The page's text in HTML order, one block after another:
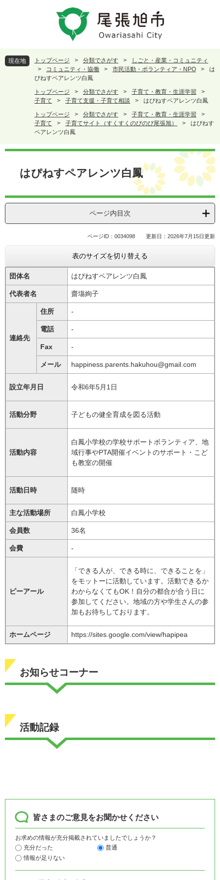
頭
で
飛
ば
現在地 トップページ > 分類でさがす >
しごと・産業・コミュニティ
>
コミュニティ・協働 > 市民活動・ボランティア・NPO >
は
ぴねすペアレンツ白鳳
トップページ
> 分類でさがす > 子育て・教育・生涯学習
>
子育て
> 子育て支援・子育て相談 >
はぴねすペアレンツ白鳳
トップページ
> 分類でさがす > 子育て・教育・生涯学習
>
子育て
> 子育てサイト（すくすくのびのび尾張旭） >
はぴねす
ペアレンツ白鳳
本
はぴねすペアレンツ白鳳
ページ内目次
ページID：0034098 更新日：2026年7月15日更新
表のサイズを切り替える
団体名 はぴねすペアレンツ白鳳
代表者名 齋塲絢子
連絡先
住所 -
電話 -
Fax -
メール happiness.parents.hakuhou@gmail.com​
設立年月日 令和6年5月1日
活動分野 子どもの健全育成を図る活動
活動内容
白鳳小学校の学校サポートボランティア、地
域行事やPTA開催イベントのサポート・こど
も教室の開催
活動日時 随時
主な活動場所 白鳳小学校
会員数 36名
会費 ‐
ピーアール
「できる人が、できる時に、できることを」
をモットーに活動しています。活動できるか
わからなくてもOK！自分の都合が合う日に
参加してください。地域の方や学生さんの参
加もお待ちしております。
ホームページ https://sites.google.com/view/hapipea
お知らせコーナー
活動記録
皆さまのご意見をお聞かせください
お求めの情報が充分掲載されていましたでしょうか？
充分だった
普通
情報が足りない